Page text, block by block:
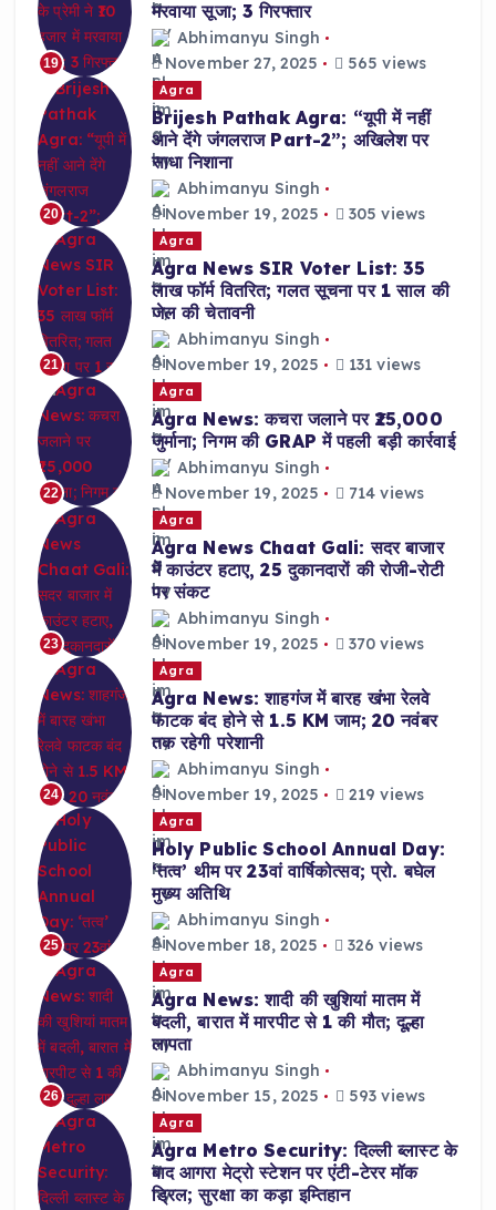
19
मरवाया सूजा; 3 गिरफ्तार
Abhimanyu Singh
November 27, 2025
565 views
20
Agra
Brijesh Pathak Agra: “यूपी में नहीं
आने देंगे जंगलराज Part-2”; अखिलेश पर
साधा निशाना
Abhimanyu Singh
November 19, 2025
305 views
21
Agra
Agra News SIR Voter List: 35
लाख फॉर्म वितरित; गलत सूचना पर 1 साल की
जेल की चेतावनी
Abhimanyu Singh
November 19, 2025
131 views
22
Agra
Agra News: कचरा जलाने पर ₹25,000
जुर्माना; निगम की GRAP में पहली बड़ी कार्रवाई
Abhimanyu Singh
November 19, 2025
714 views
23
Agra
Agra News Chaat Gali: सदर बाजार
में काउंटर हटाए, 25 दुकानदारों की रोजी-रोटी
पर संकट
Abhimanyu Singh
November 19, 2025
370 views
24
Agra
Agra News: शाहगंज में बारह खंभा रेलवे
फाटक बंद होने से 1.5 KM जाम; 20 नवंबर
तक रहेगी परेशानी
Abhimanyu Singh
November 19, 2025
219 views
25
Agra
Holy Public School Annual Day:
‘तत्व’ थीम पर 23वां वार्षिकोत्सव; प्रो. बघेल
मुख्य अतिथि
Abhimanyu Singh
November 18, 2025
326 views
26
Agra
Agra News: शादी की खुशियां मातम में
बदली, बारात में मारपीट से 1 की मौत; दूल्हा
लापता
Abhimanyu Singh
November 15, 2025
593 views
Agra
Agra Metro Security: दिल्ली ब्लास्ट के
बाद आगरा मेट्रो स्टेशन पर एंटी-टेरर मॉक
ड्रिल; सुरक्षा का कड़ा इम्तिहान